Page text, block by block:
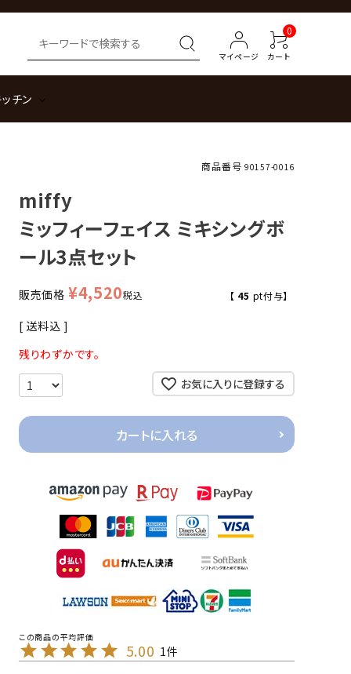
マイページ
0
カート
チン
商品番号 90157-0016
miffy
ミッフィーフェイス ミキシングボ
ール3点セット
販売価格 ¥4,520税込 【 45 pt付与】
送料込
残りわずかです。
お気に入りに登録する
カートに入れる
5.00 1